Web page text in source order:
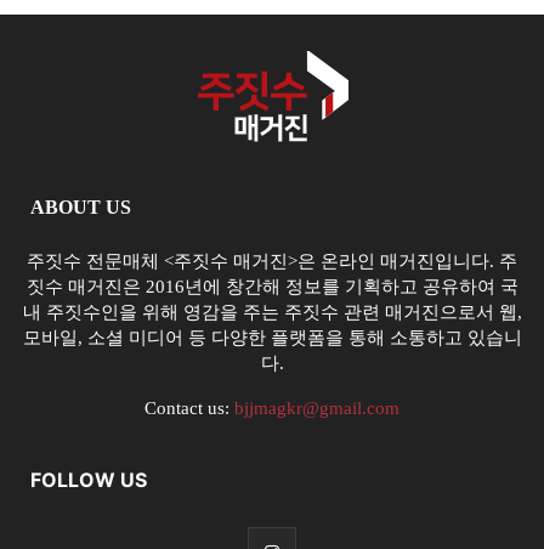
ABOUT US
주짓수 전문매체 <주짓수 매거진>은 온라인 매거진입니다. 주
짓수 매거진은 2016년에 창간해 정보를 기획하고 공유하여 국
내 주짓수인을 위해 영감을 주는 주짓수 관련 매거진으로서 웹,
모바일, 소셜 미디어 등 다양한 플랫폼을 통해 소통하고 있습니
다.
Contact us: bjjmagkr@gmail.com
FOLLOW US